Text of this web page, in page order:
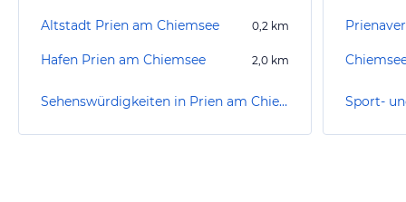
Altstadt Prien am Chiemsee 0,2 km
Hafen Prien am Chiemsee 2,0 km
Sehenswürdigkeiten in Prien am Chiemsee